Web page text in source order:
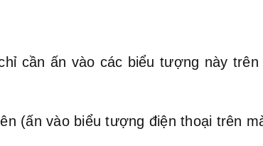
cần ấn vào các biểu tượng này
(ấn vào biểu tượng điện thoại trên